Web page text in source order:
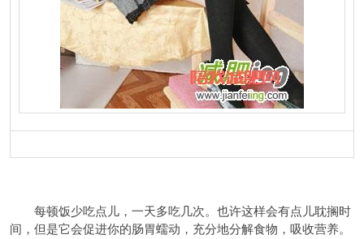
每顿饭少吃点儿，一天多吃几次。也许这样会有点儿耽搁时
间，但是它会促进你的肠胃蠕动，充分地分解食物，吸收营养。